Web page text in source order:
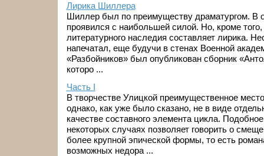
Лирика Шиллера
Шиллер был по преимуществу драматургом. В
проявился с наибольшей силой. Но, кроме того,
литературного наследия составляет лирика.
напечатал, еще будучи в стенах Военной
«Разбойников» был опубликован сборник
которо ...
Часть I
В творчестве Улицкой преимущественное
однако, как уже было сказано, не в виде
качестве составного элемента цикла.
некоторых случаях позволяет говорить о
более крупной эпической формы, то есть
возможных недора ...